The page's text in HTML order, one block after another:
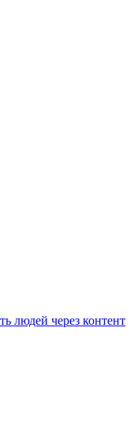
людей через контент